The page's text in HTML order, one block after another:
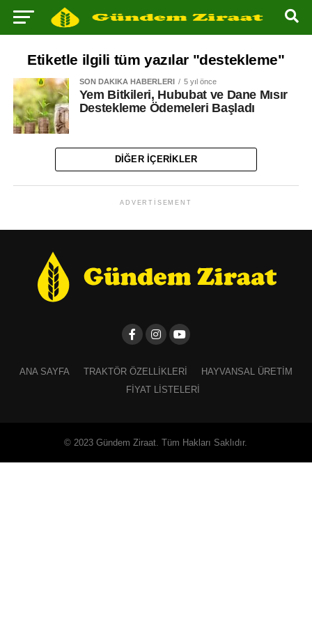
Etiketle ilgili tüm yazılar "destekleme"
SON DAKIKA HABERLERI 5 yıl önce
Yem Bitkileri, Hububat ve Dane Mısır
Destekleme Ödemeleri Başladı
DIĞER İÇERIKLER
ADVERTISEMENT
ANA SAYFA TRAKTÖR ÖZELLIKLERI
HAYVANSAL ÜRETIM
FIYAT LISTELERI
© 2023 Gündem Ziraat. Tüm Hakları Saklıdır.